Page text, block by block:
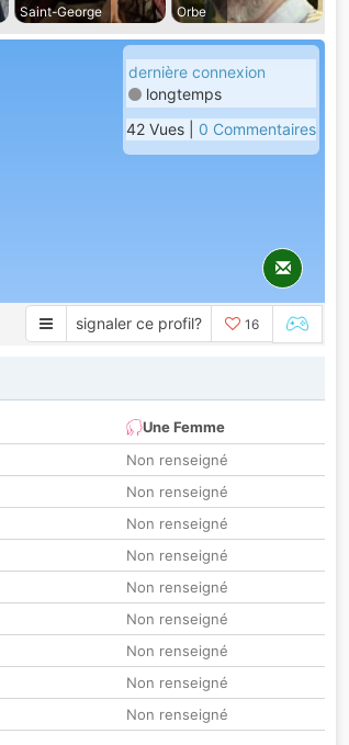
Saint-George
Orbe
dernière connexion
longtemps
42 Vues | 0 Commentaires
signaler ce profil? 16
Une Femme
Non renseigné
Non renseigné
Non renseigné
Non renseigné
Non renseigné
Non renseigné
Non renseigné
Non renseigné
Non renseigné